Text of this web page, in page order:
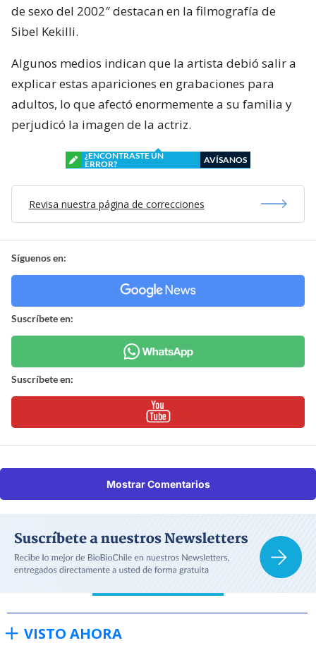
de sexo del 2002″ destacan en la filmografía de
Sibel Kekilli.
Algunos medios indican que la artista debió salir a
explicar estas apariciones en grabaciones para
adultos, lo que afectó enormemente a su familia y
perjudicó la imagen de la actriz.
¿ENCONTRASTE UN
ERROR?
AVÍSANOS
Revisa nuestra página de correcciones
Síguenos en:
Suscríbete en:
Suscríbete en:
Mostrar Comentarios
VISTO AHORA